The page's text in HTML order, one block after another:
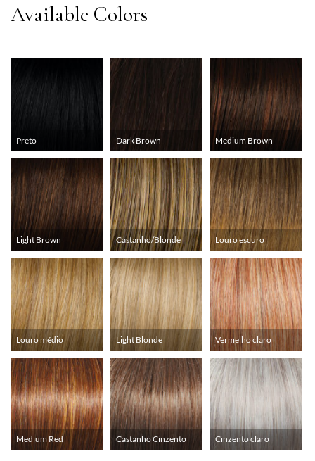
Preto Dark Brown Medium Brown
Light Brown Castanho/Blonde Louro escuro
Louro médio Light Blonde Vermelho claro
Medium Red Castanho Cinzento Cinzento claro